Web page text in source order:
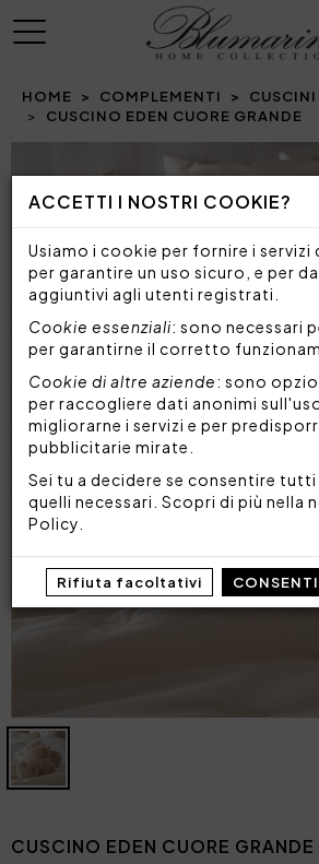
ACCETTI I NOSTRI COOKIE?
Usiamo i cookie per fornire i servizi
per garantire un uso sicuro, e per
aggiuntivi agli utenti registrati.
Cookie essenziali: sono necessari
per garantirne il corretto
Cookie di altre aziende: sono
per raccogliere dati anonimi
migliorarne i servizi e per
pubblicitarie mirate.
Sei tu a decidere se consentire
quelli necessari. Scopri di più nella
Policy
Rifiuta facoltativi
MENU
HOME COMPLEMENTI
CUSCINI
CUSCINO EDEN CUORE GRANDE
Prev
CUSCINO EDEN CUORE GRANDE